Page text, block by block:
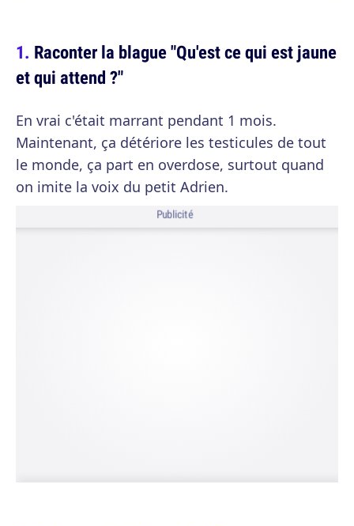
Raconter la blague "Qu'est ce qui est jaune
et qui attend ?"
En vrai c'était marrant pendant 1 mois.
Maintenant, ça détériore les testicules de tout
le monde, ça part en overdose, surtout quand
on imite la voix du petit Adrien.
Publicité